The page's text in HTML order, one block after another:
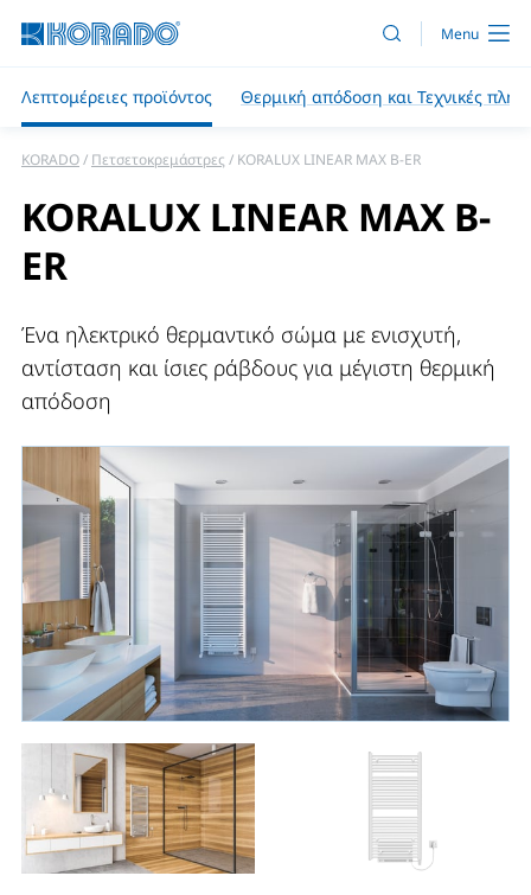
Λεπτομέρειες προϊόντος Θερμική απόδοση και Τεχνικές
KORADO Πετσετοκρεμάστρες KORALUX LINEAR MAX B-ER
KORALUX LINEAR MAX B-
ER
Ένα ηλεκτρικό θερμαντικό σώμα με ενισχυτή,
αντίσταση και ίσιες ράβδους για μέγιστη θερμική
απόδοση